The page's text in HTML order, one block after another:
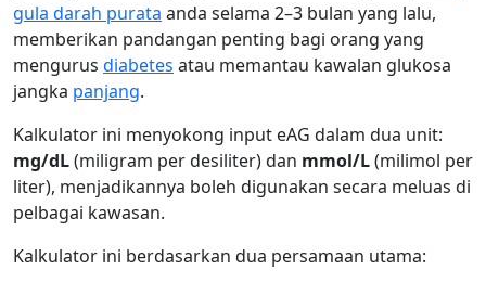
gula darah purata anda selama 2–3 bulan yang lalu,
memberikan pandangan penting bagi orang yang
mengurus diabetes atau memantau kawalan glukosa
jangka panjang.
Kalkulator ini menyokong input eAG dalam dua unit:
mg/dL(miligram per desiliter) dan mmol/L(milimol per
liter), menjadikannya boleh digunakan secara meluas di
pelbagai kawasan.
Kalkulator ini berdasarkan dua persamaan utama: